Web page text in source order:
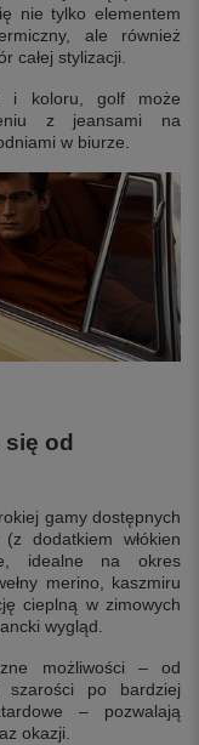
nie tylko elementem
ale również
całej stylizacji.
i koloru, golf może
z jeansami na
w biurze.
od
gamy dostępnych
dodatkiem włókien
idealne na okres
merino, kaszmiru
cieplną w zimowych
wygląd.
możliwości – od
po bardziej
– pozwalają
okazji.